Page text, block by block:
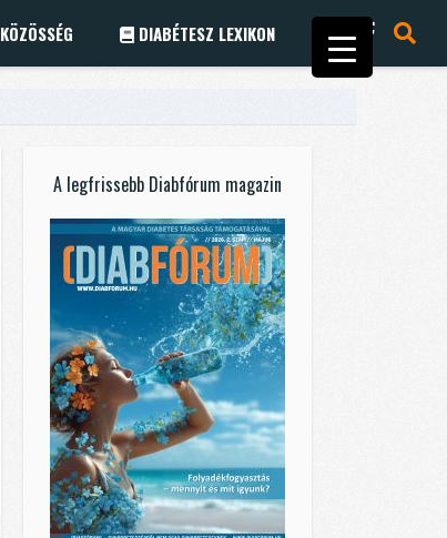
KÖZÖSSÉG DIABÉTESZ LEXIKON
A legfrissebb Diabfórum magazin